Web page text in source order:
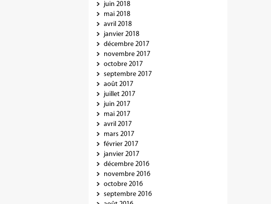
juin 2018
mai 2018
avril 2018
janvier 2018
décembre 2017
novembre 2017
octobre 2017
septembre 2017
août 2017
juillet 2017
juin 2017
mai 2017
avril 2017
mars 2017
février 2017
janvier 2017
décembre 2016
novembre 2016
octobre 2016
septembre 2016